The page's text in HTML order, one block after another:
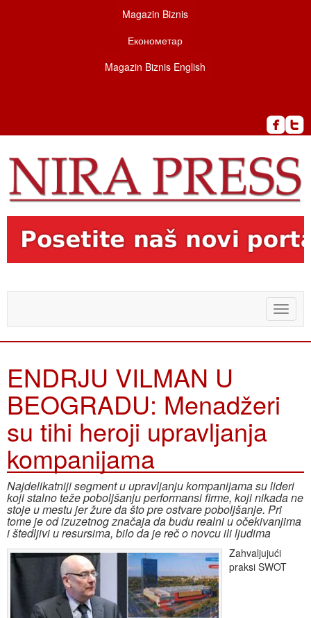
Magazin Biznis
Економетар
Magazin Biznis English
Toggle
ENDRJU VILMAN U
BEOGRADU: Menadžeri
su tihi heroji upravljanja
kompanijama
Najdelikatniji segment u upravljanju kompanijama su lideri
koji stalno teže poboljšanju performansi firme, koji nikada ne
stoje u mestu jer žure da što pre ostvare poboljšanje. Pri
tome je od izuzetnog značaja da budu realni u očekivanjima
i štedljivi u resursima, bilo da je reč o novcu ili ljudima
Zahvaljujući
praksi SWOT